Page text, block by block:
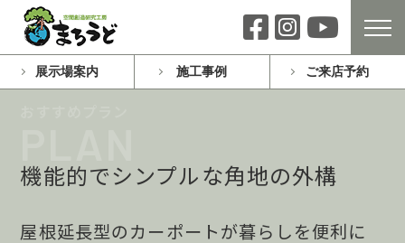
展示場案内 施工事例 ご来店予約
機能的でシンプルな角地の外構
屋根延長型のカーポートが暮らしを便利に